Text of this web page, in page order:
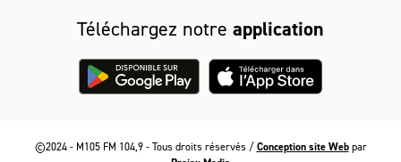
Téléchargez notre application
©2024 - M105 FM 104,9 - Tous droits réservés /Conception site Webpar